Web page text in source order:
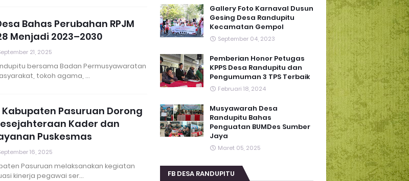
Bahas Perubahan RPJM
Menjadi 2023–2030
21, 2025
bersama Badan Permusyawaratan
tokoh agama, …
Kabupaten Pasuruan Dorong
Kader dan
Puskesmas
16, 2025
Pasuruan melaksanakan kegiatan
kinerja pegawai ser…
Gallery Foto Karnaval Dusun
Gesing Desa Randupitu
Kecamatan Gempol
September 04, 2023
Pemberian Honor Petugas
KPPS Desa Randupitu dan
Pengumuman 3 TPS Terbaik
Februari 18, 2024
Musyawarah Desa
Randupitu Bahas
Penguatan BUMDes Sumber
Jaya
Maret 05, 2025
FB DESA RANDUPITU